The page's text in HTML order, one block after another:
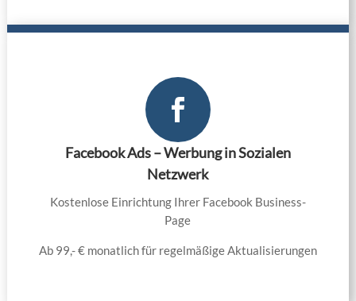

Facebook Ads – Werbung in Sozialen
Netzwerk
Kostenlose Einrichtung Ihrer Facebook Business-
Page
Ab 99,- € monatlich für regelmäßige Aktualisierungen